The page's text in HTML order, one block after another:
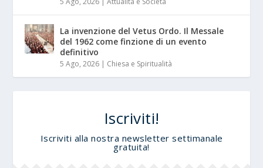
La invenzione del Vetus Ordo. Il Messale
del 1962 come finzione di un evento
definitivo
5 Ago, 2026 | Chiesa e Spiritualità
Iscriviti!
Iscriviti alla nostra newsletter settimanale
gratuita!